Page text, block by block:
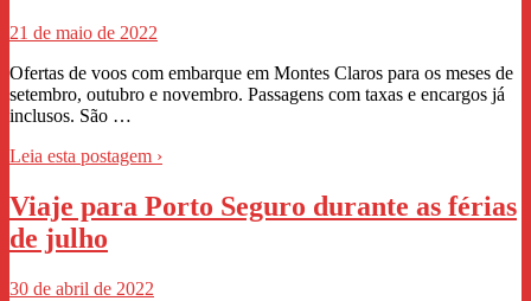
21 de maio de 2022
Ofertas de voos com embarque em Montes Claros para os meses de
setembro, outubro e novembro. Passagens com taxas e encargos já
inclusos. São …
Leia esta postagem ›
Viaje para Porto Seguro durante as férias
de julho
30 de abril de 2022